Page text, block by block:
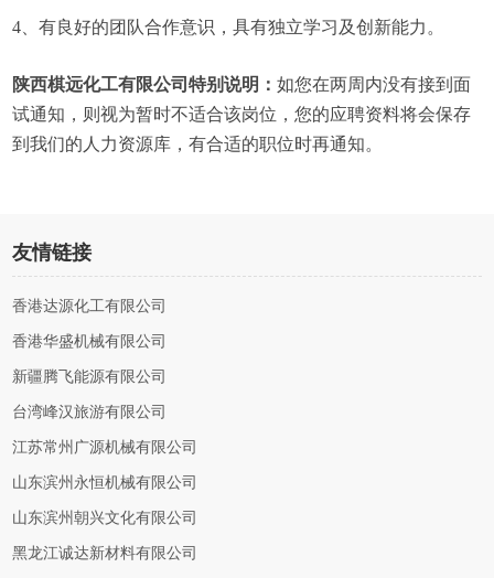
4、有良好的团队合作意识，具有独立学习及创新能力。
陕西棋远化工有限公司特别说明：如您在两周内没有接到面
试通知，则视为暂时不适合该岗位，您的应聘资料将会保存
到我们的人力资源库，有合适的职位时再通知。
友情链接
香港达源化工有限公司
香港华盛机械有限公司
新疆腾飞能源有限公司
台湾峰汉旅游有限公司
江苏常州广源机械有限公司
山东滨州永恒机械有限公司
山东滨州朝兴文化有限公司
黑龙江诚达新材料有限公司